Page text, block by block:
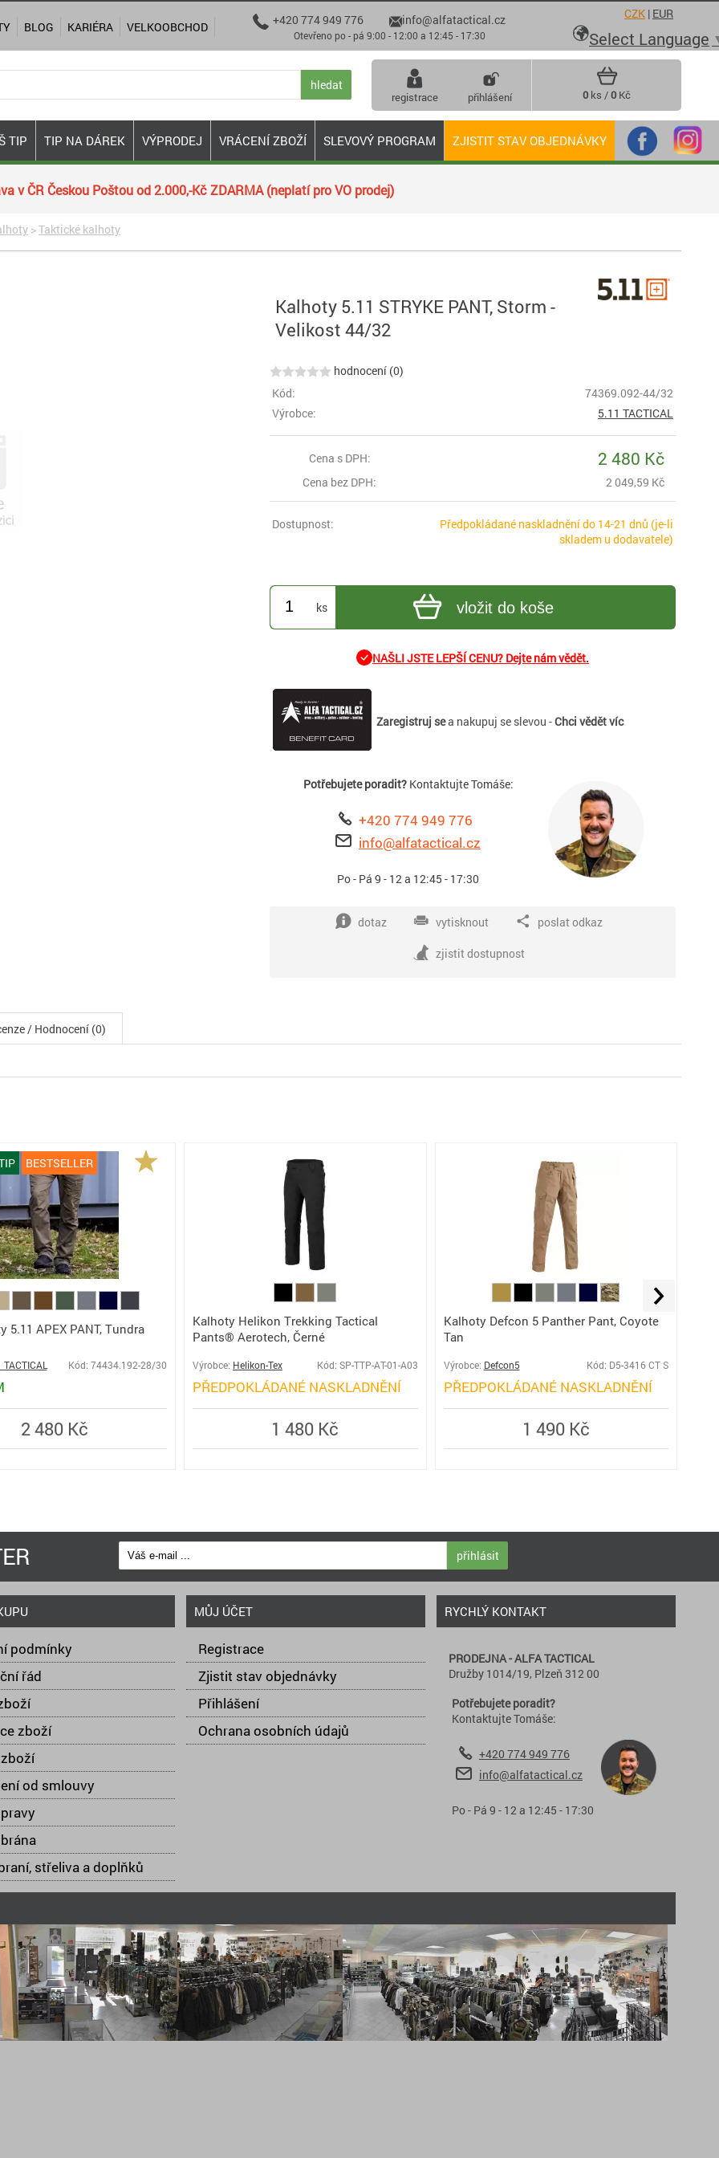
v ČR Českou Poštou od 2.000,-Kč ZDARMA (neplatí pro VO prodej)
>Taktické kalhoty
Kalhoty 5.11 STRYKE PANT, Storm -
Velikost 44/32
hodnocení (0)
Kód:
74369.092-44/32
Výrobce:
5.11 TACTICAL
Cena s DPH: 2 480 Kč
Cena bez DPH: 2 049,59 Kč
Dostupnost:
Předpokládané naskladnění do 14-21 dnů (je-li
skladem u dodavatele)
ks vložit do koše
NAŠLI JSTE LEPŠÍ CENU? Dejte nám vědět.
Zaregistruj sea nakupuj se slevou -Chci vědět víc
Potřebujete poradit?Kontaktujte Tomáše:
+420 774 949 776
info@alfatactical.cz
Po - Pá 9 - 12 a 12:45 - 17:30
dotaz vytisknout poslat odkaz
zjistit dostupnost
/ Hodnocení (0)
BESTSELLER
5.11 APEX PANT, Tundra
TACTICAL Kód: 74434.192-28/30
2 480 Kč
Kalhoty Helikon Trekking Tactical
Pants® Aerotech, Černé
Výrobce: Helikon-Tex Kód: SP-TTP-AT-01-A03
PŘEDPOKLÁDANÉ NASKLADNĚNÍ
1 480 Kč
Kalhoty Defcon 5 Panther Pant, Coyote
Tan
Výrobce: Defcon5 Kód: D5-3416 CT S
PŘEDPOKLÁDANÉ NASKLADNĚNÍ
1 490 Kč
TIP TIP NA DÁREK VÝPRODEJ VRÁCENÍ ZBOŽÍ SLEVOVÝ PROGRAM ZJISTIT STAV OBJEDNÁVKY
přihlásit
podmínky
řád
zboží
od smlouvy
střeliva a doplňků
MŮJ ÚČET
Registrace
Zjistit stav objednávky
Přihlášení
Ochrana osobních údajů
RYCHLÝ KONTAKT
PRODEJNA - ALFA TACTICAL
Družby 1014/19, Plzeň 312 00
Potřebujete poradit?
Kontaktujte Tomáše:
+420 774 949 776
info@alfatactical.cz
Po - Pá 9 - 12 a 12:45 - 17:30
hledat
registrace přihlášení 0 ks /0 Kč
BLOG KARIÉRA VELKOOBCHOD  +420 774 949 776info@alfatactical.cz
Otevřeno po - pá 9:00 - 12:00 a 12:45 - 17:30
CZK | EUR
Select Language